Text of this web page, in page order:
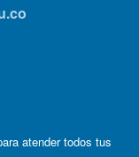
atender todos tus